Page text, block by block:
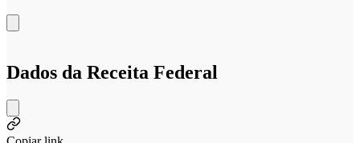
Dados da Receita Federal